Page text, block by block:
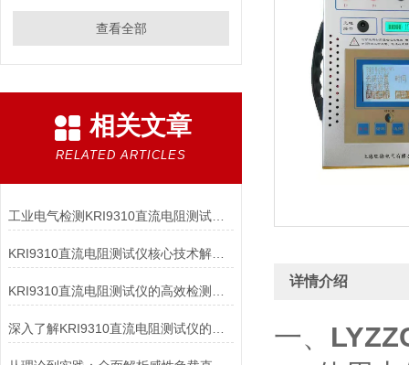
查看全部
相关文章
RELATED ARTICLES
工业电气检测KRI9310直流电阻测试仪高效精准适配变压器/电机等多场景
KRI9310直流电阻测试仪核心技术解析：如何实现高精度微欧级电阻测量？
详情介绍
一、